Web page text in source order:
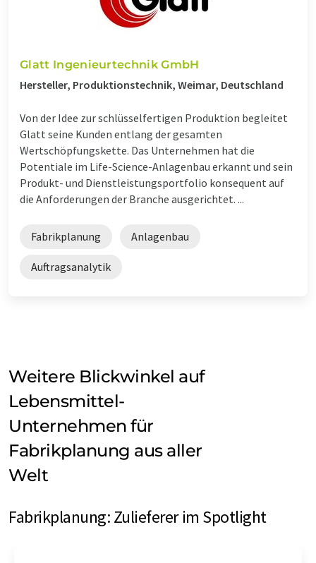
Glatt Ingenieurtechnik GmbH
Hersteller, Produktionstechnik, Weimar, Deutschland
Von der Idee zur schlüsselfertigen Produktion begleitet
Glatt seine Kunden entlang der gesamten
Wertschöpfungskette. Das Unternehmen hat die
Potentiale im Life-Science-Anlagenbau erkannt und sein
Produkt- und Dienstleistungsportfolio konsequent auf
die Anforderungen der Branche ausgerichtet. ...
Fabrikplanung Anlagenbau
Auftragsanalytik
Weitere Blickwinkel auf
Lebensmittel-
Unternehmen für
Fabrikplanung aus aller
Welt
Fabrikplanung: Zulieferer im Spotlight